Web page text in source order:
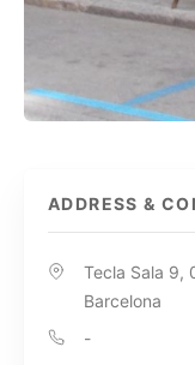
ADDRESS &
Tecla Sala 9,
Barcelona
-